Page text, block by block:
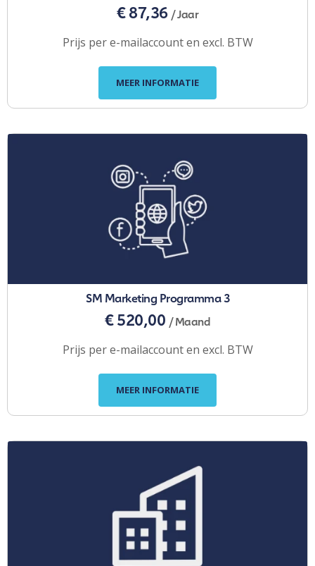
€ 87,36 / Jaar
Prijs per e-mailaccount en excl. BTW
MEER INFORMATIE
SM Marketing Programma 3
€ 520,00 / Maand
Prijs per e-mailaccount en excl. BTW
MEER INFORMATIE